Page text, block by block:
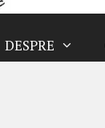
DESPRE